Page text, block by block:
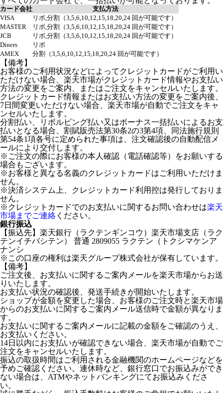
カード会社
支払方法
VISA
リボ,分割（3,5,6,10,12,15,18,20,24 回が可能です）
MASTER
リボ,分割（3,5,6,10,12,15,18,20,24 回が可能です）
JCB
リボ,分割（3,5,6,10,12,15,18,20,24 回が可能です）
Diners
リボ
AMEX
分割（3,5,6,10,12,15,18,20,24 回が可能です）
【備考】
お客様のご利用状況などによってクレジットカードがご利用い
ただけない場合、楽天市場がクレジットカード情報やお支払い
方法の変更をご案内、またはご注文をキャンセルいたします。
クレジットカード情報またはお支払い方法の変更をご案内後、
7日間変更いただけない場合、楽天市場が自動でご注文をキャ
ンセルいたします。
分割払い、リボルビング払い又はボーナス一括払いによるお支
払いとなる場合、割賦販売法第30条2の3第4項、同法施行規則
第54条1項各号に定められた事項は、注文確認後の自動配信メ
ールにより交付します。
※ご注文の際にお客様の本人確認（電話確認等）をお願いする
場合もございます。
※お客様と異なる名義のクレジットカードはご利用いただけま
せん。
※決済システム上、クレジットカード利用控は発行しておりま
せん。
※クレジットカードでのお支払いに関するお問い合わせは楽天
市場までご連絡 ください。
銀行振込
【振込先】楽天銀行（ラクテンギンコウ）楽天市場支店（ラク
テンイチバシテン） 普通 2809055 ラクテン（トクシマケンア
ナンシ
※この口座の権利は楽天グループ株式会社が保有しています。
【備考】
ご注文後、お支払いに関するご案内メールを楽天市場からお送
りいたします。
お支払い状況の確認後、発送手続きが開始いたします。
ショップが金額を変更した場合、お客様のご注文時と楽天市場
からのお支払いに関するご案内メール送信時で金額が異なりま
す。
お支払いに関するご案内メールに記載の金額をご確認のうえ、
お支払いください。
14日以内にお支払いが確認できない場合、楽天市場が自動でご
注文をキャンセルいたします。
振込の取扱時間はご利用される金融機関のホームページなどを
予めご確認ください。連休時など、銀行窓口でお振込みができ
ない場合は、ATMやネットバンキングにてお振込みくださ
い。